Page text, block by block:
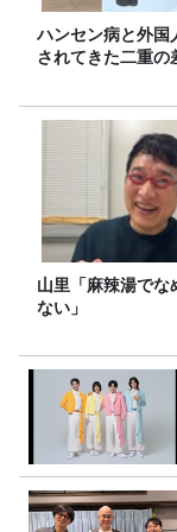
ハンセン病と外国
されてきた二重の
山里「麻辣湯でな
ない」